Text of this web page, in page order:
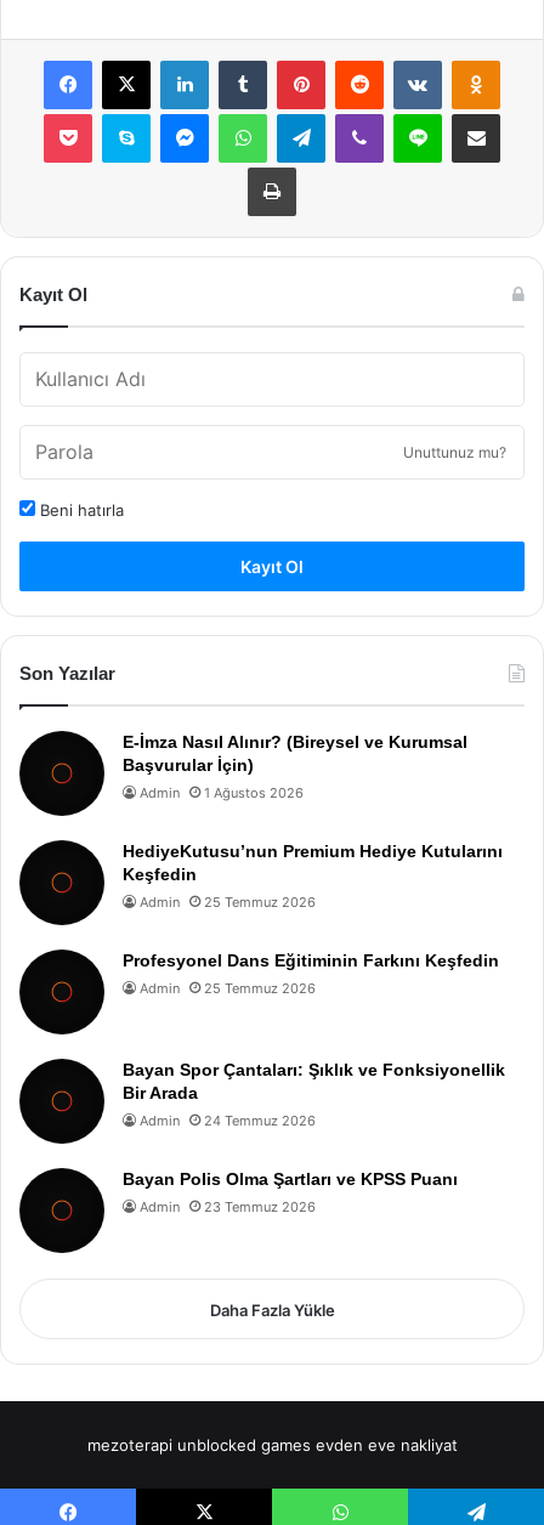
Facebook
X LinkedInTumblr PinterestReddit VKontakte
Pocket Skype MessengerWhatsAppTelegramViber Line E-Posta ile
Yazdır
Kayıt Ol
Unuttunuz mu?
Beni hatırla
Kayıt Ol
Son Yazılar
E-İmza Nasıl Alınır? (Bireysel ve Kurumsal
Başvurular İçin)
Admin 1 Ağustos 2026
HediyeKutusu’nun Premium Hediye Kutularını
Keşfedin
Admin 25 Temmuz 2026
Profesyonel Dans Eğitiminin Farkını Keşfedin
Admin 25 Temmuz 2026
Bayan Spor Çantaları: Şıklık ve Fonksiyonellik
Bir Arada
Admin 24 Temmuz 2026
Bayan Polis Olma Şartları ve KPSS Puanı
Admin 23 Temmuz 2026
Daha Fazla Yükle
mezoterapi unblocked games evden eve nakliyat